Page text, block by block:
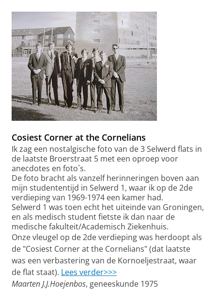
Cosiest Corner at the Cornelians
Ik zag een nostalgische foto van de 3 Selwerd flats in
de laatste Broerstraat 5 met een oproep voor
anecdotes en foto´s.
De foto bracht als vanzelf herinneringen boven aan
mijn studententijd in Selwerd 1, waar ik op de 2de
verdieping van 1969-1974 een kamer had.
Selwerd 1 was toen echt het uiteinde van Groningen,
en als medisch student fietste ik dan naar de
medische fakulteit/Academisch Ziekenhuis.
Onze vleugel op de 2de verdieping was herdoopt als
de "Cosiest Corner at the Cornelians" (dat laatste
was een verbastering van de Kornoeljestraat, waar
de flat staat). Lees verder>>>
Maarten J.J.Hoejenbos, geneeskunde 1975